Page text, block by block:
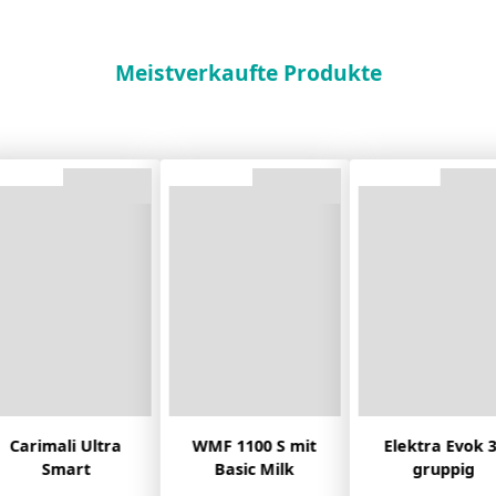
Meistverkaufte Produkte
Carimali Ultra
Smart
WMF 1100 S mit
Basic Milk
Elektra Evok 3-
gruppig